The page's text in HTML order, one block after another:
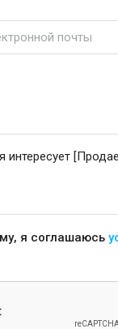
я соглашаюсь